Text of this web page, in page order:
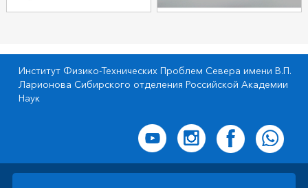
Институт Физико-Технических Проблем Севера имени В.П.
Ларионова Сибирского отделения Российской Академии
Наук